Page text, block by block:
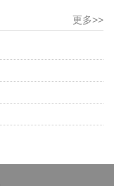
更多>>